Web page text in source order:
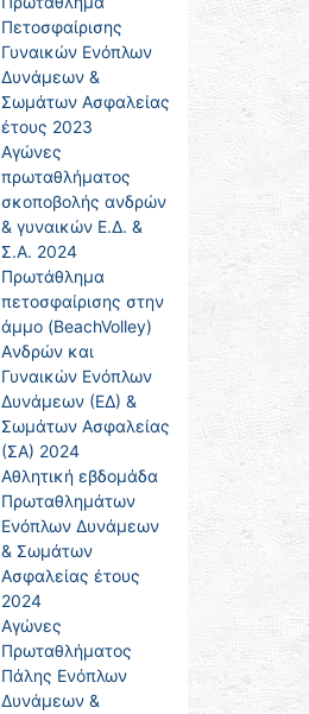
Πετοσφαίρισης
Γυναικών Ενόπλων
Δυνάμεων &
Σωμάτων Ασφαλείας
έτους 2023
Αγώνες
πρωταθλήματος
σκοποβολής ανδρών
& γυναικών Ε.Δ. &
Σ.Α. 2024
Πρωτάθλημα
πετοσφαίρισης στην
άμμο (BeachVolley)
Aνδρών και
Γυναικών Ενόπλων
Δυνάμεων (ΕΔ) &
Σωμάτων Ασφαλείας
(ΣΑ) 2024
Αθλητική εβδομάδα
Πρωταθλημάτων
Ενόπλων Δυνάμεων
& Σωμάτων
Ασφαλείας έτους
2024
Αγώνες
Πρωταθλήματος
Πάλης Ενόπλων
Δυνάμεων &